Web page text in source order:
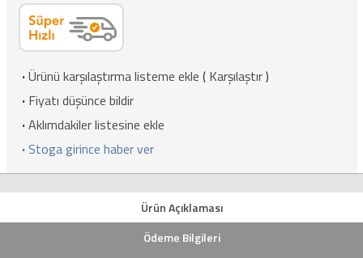
·Ürünü karşılaştırma listeme ekle ( Karşılaştır)
· Fiyatı düşünce bildir
·Aklımdakiler listesine ekle
· Stoga girince haber ver
Ürün Açıklaması
Ödeme Bilgileri